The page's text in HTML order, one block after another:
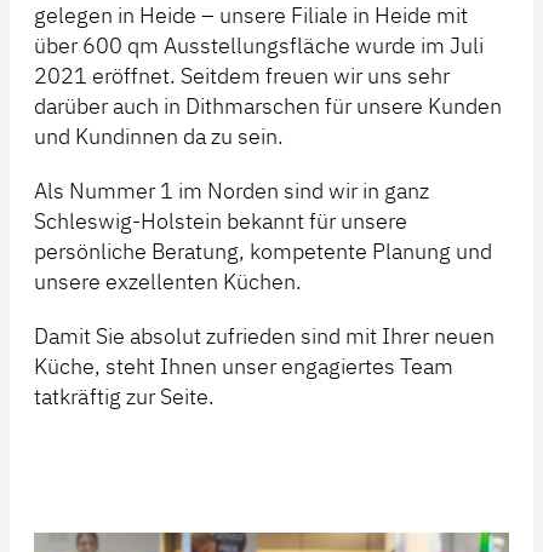
gelegen in Heide – unsere Filiale in Heide mit
über 600 qm Ausstellungsfläche wurde im Juli
2021 eröffnet. Seitdem freuen wir uns sehr
darüber auch in Dithmarschen für unsere Kunden
und Kundinnen da zu sein.
Als Nummer 1 im Norden sind wir in ganz
Schleswig-Holstein bekannt für unsere
persönliche Beratung, kompetente Planung und
unsere exzellenten Küchen.
Damit Sie absolut zufrieden sind mit Ihrer neuen
Küche, steht Ihnen unser engagiertes Team
tatkräftig zur Seite.